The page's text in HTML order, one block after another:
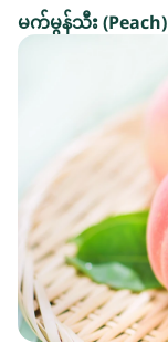
မက်မွန်သီး (Peach)